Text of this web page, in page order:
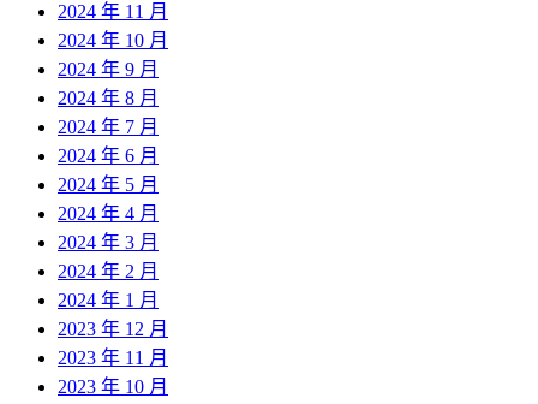
2024 年 11 月
2024 年 10 月
2024 年 9 月
2024 年 8 月
2024 年 7 月
2024 年 6 月
2024 年 5 月
2024 年 4 月
2024 年 3 月
2024 年 2 月
2024 年 1 月
2023 年 12 月
2023 年 11 月
2023 年 10 月